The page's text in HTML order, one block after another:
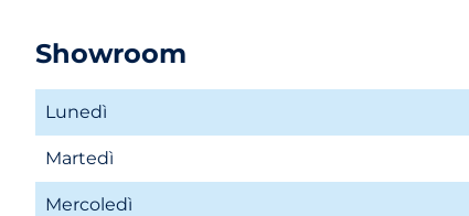
Showroom
Lunedì
Martedì
Mercoledì